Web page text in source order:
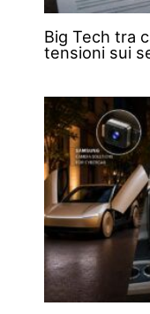
Big Tech tra
tensioni sui